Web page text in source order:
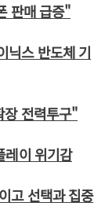
판매 급증"
닉스 반도체 기
전력투구"
레이 위기감
고 선택과 집중